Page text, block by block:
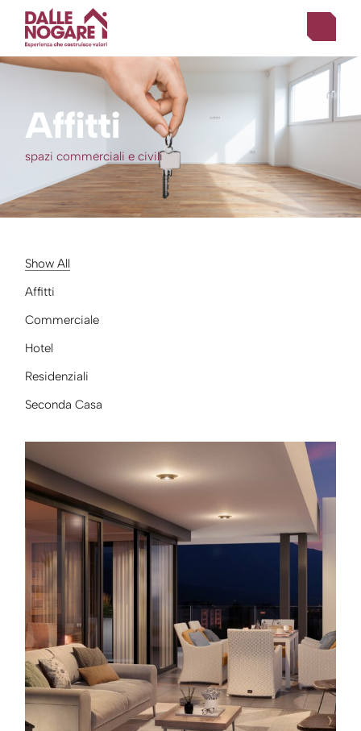
Affitti
spazi commerciali e civili
Show All
Affitti
Commerciale
Hotel
Residenziali
Seconda Casa